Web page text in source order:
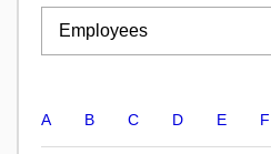
A B C D E F